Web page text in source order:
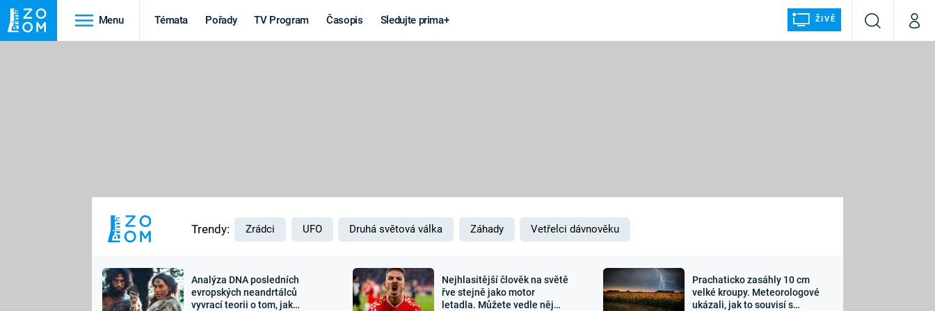
Menu Témata Pořady TV Program Časopis Sledujte prima+ ŽIVĚ
VyhledáváníMůj
MARS
Výročí
Záhady a
Zajímavosti Sledujte nás
Trendy: Zrádci UFO Druhá světová válka Záhady Vetřelci dávnověku
Analýza DNA posledních
evropských neandrtálců
vyvrací teorii o tom, jak
Nejhlasitější člověk na světě
řve stejně jako motor
letadla. Můžete vedle něj
Prachaticko zasáhly 10 cm
velké kroupy. Meteorologové
ukázali, jak to souvisí s